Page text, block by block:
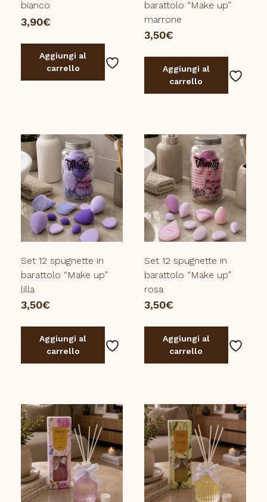
bianco
3,90€
Aggiungi al
carrello
barattolo “Make up”
marrone
3,50€
Aggiungi al
carrello
Set 12 spugnette in
barattolo “Make up”
lilla
3,50€
Aggiungi al
carrello
Set 12 spugnette in
barattolo “Make up”
rosa
3,50€
Aggiungi al
carrello